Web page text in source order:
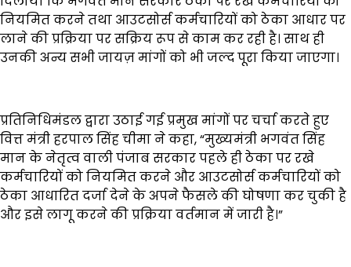
नियमित करने तथा आउटसोर्स कर्मचारियों को ठेका आधार पर
लाने की प्रक्रिया पर सक्रिय रूप से काम कर रही है। साथ ही
उनकी अन्य सभी जायज़ मांगों को भी जल्द पूरा किया जाएगा।
प्रतिनिधिमंडल द्वारा उठाई गई प्रमुख मांगों पर चर्चा करते हुए
वित्त मंत्री हरपाल सिंह चीमा ने कहा, “मुख्यमंत्री भगवंत सिंह
मान के नेतृत्व वाली पंजाब सरकार पहले ही ठेका पर रखे
कर्मचारियों को नियमित करने और आउटसोर्स कर्मचारियों को
ठेका आधारित दर्जा देने के अपने फैसले की घोषणा कर चुकी है
और इसे लागू करने की प्रक्रिया वर्तमान में जारी है।”